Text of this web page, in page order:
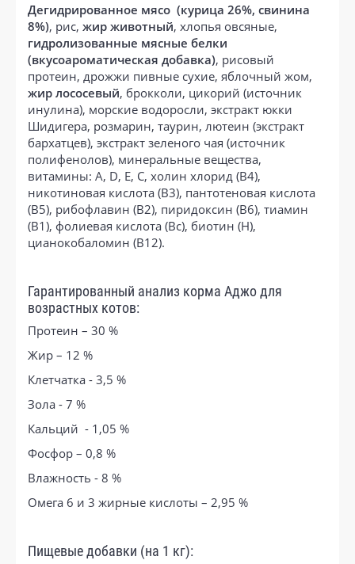
Дегидрированное мясо (курица 26%, свинина
8%), рис, жир животный, хлопья овсяные,
гидролизованные мясные белки
(вкусоароматическая добавка), рисовый
протеин, дрожжи пивные сухие, яблочный жом,
жир лососевый, брокколи, цикорий (источник
инулина), морские водоросли, экстракт юкки
Шидигера, розмарин, таурин, лютеин (экстракт
бархатцев), экстракт зеленого чая (источник
полифенолов), минеральные вещества,
витамины: А, D, Е, С, холин хлорид (В4),
никотиновая кислота (В3), пантотеновая кислота
(В5), рибофлавин (В2), пиридоксин (В6), тиамин
(В1), фолиевая кислота (Вc), биотин (Н),
цианокобаломин (В12).
Гарантированный анализ корма Аджо для
возрастных котов:
Протеин – 30 %
Жир – 12 %
Клетчатка - 3,5 %
Зола - 7 %
Кальций - 1,05 %
Фосфор – 0,8 %
Влажность - 8 %
Омега 6 и 3 жирные кислоты – 2,95 %
Пищевые добавки (на 1 кг):